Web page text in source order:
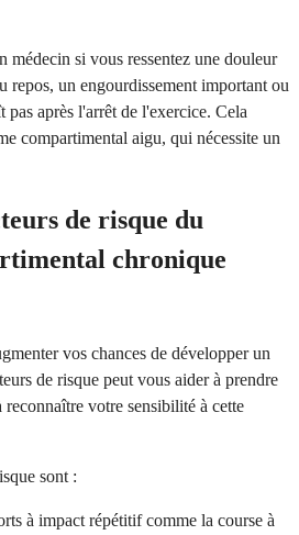
médecin si vous ressentez une douleur
repos, un engourdissement important ou
pas après l'arrêt de l'exercice. Cela
compartimental aigu, qui nécessite un
de risque du
chronique
vos chances de développer un
de risque peut vous aider à prendre
reconnaître votre sensibilité à cette
sont :
à impact répétitif comme la course à